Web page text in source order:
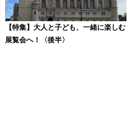
【特集】大人と子ども、一緒に楽しむ
展覧会へ！〈後半〉